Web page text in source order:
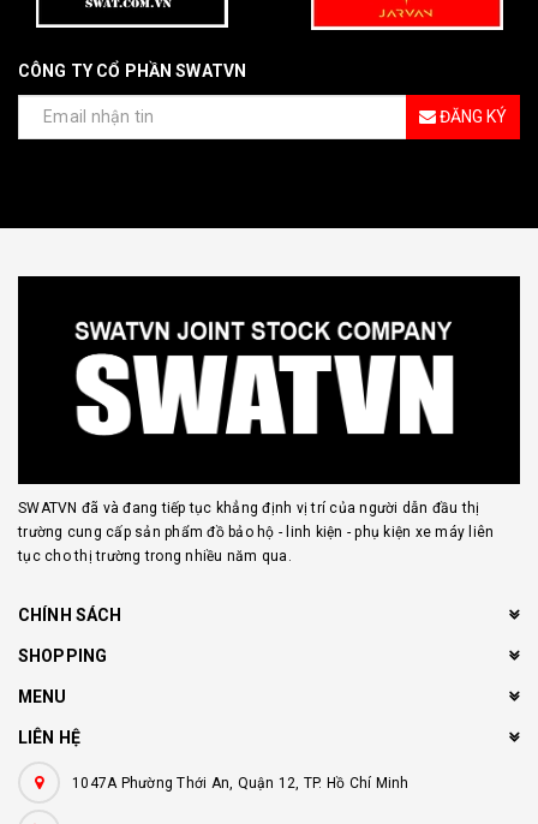
CÔNG TY CỔ PHẦN SWATVN
ĐĂNG KÝ
SWATVN đã và đang tiếp tục khẳng định vị trí của người dẫn đầu thị
trường cung cấp sản phẩm đồ bảo hộ - linh kiện - phụ kiện xe máy liên
tục cho thị trường trong nhiều năm qua.
CHÍNH SÁCH
SHOPPING
MENU
LIÊN HỆ
1047A Phường Thới An, Quận 12, TP. Hồ Chí Minh